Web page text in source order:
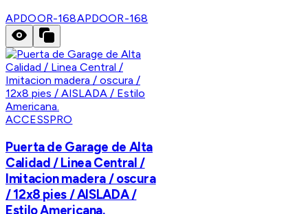
APDOOR-168APDOOR-168
ACCESSPRO
Puerta de Garage de Alta
Calidad / Linea Central /
Imitacion madera / oscura
/ 12x8 pies / AISLADA /
Estilo Americana.